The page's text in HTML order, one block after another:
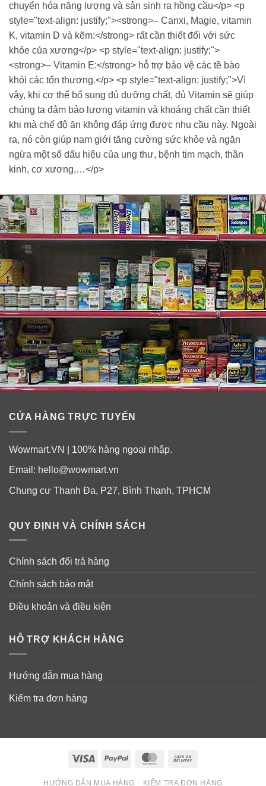
chuyển hóa năng lượng và sản sinh ra hồng cầu</p> <p
style="text-align: justify;"><strong>– Canxi, Magie, vitamin
K, vitamin D và kẽm:</strong> rất cần thiết đối với sức
khỏe của xương</p> <p style="text-align: justify;">
<strong>– Vitamin E:</strong> hỗ trợ bảo vệ các tề bào
khỏi các tổn thương.</p> <p style="text-align: justify;">Vì
vậy, khi cơ thể bổ sung đủ dưỡng chất, đủ Vitamin sẽ giúp
chúng ta đảm bảo lượng vitamin và khoáng chất cần thiết
khi mà chế độ ăn không đáp ứng được nhu cầu này. Ngoài
ra, nó còn giúp nam giới tăng cường sức khỏe và ngăn
ngừa một số dấu hiệu của ung thư, bệnh tim mạch, thần
kinh, cơ xương,…</p>
CỬA HÀNG TRỰC TUYẾN
Wowmart.VN | 100% hàng ngoại nhập.
Email: hello@wowmart.vn
Chung cư Thanh Đa, P27, Bình Thạnh, TPHCM
QUY ĐỊNH VÀ CHÍNH SÁCH
Chính sách đổi trả hàng
Chính sách bảo mật
Điều khoản và điều kiện
HỖ TRỢ KHÁCH HÀNG
Hướng dẫn mua hàng
Kiểm tra đơn hàng
Visa PayPal MasterCard
HƯỚNG DẪN MUA HÀNG KIỂM TRA ĐƠN HÀNG